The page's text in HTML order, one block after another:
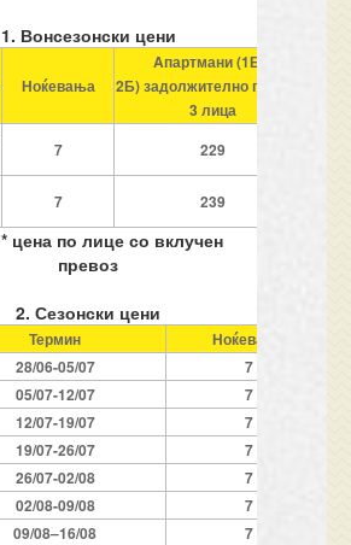
1. Вонсезонски цени
Ноќевања
Aпартмани(1Б
2Б)задолжителноплаќаат
3 лица
7
229
7 239
* цена по лице со вклучен
превоз
2. Сезонски цени
Термин
Ноќевања
28/06-05/07
7
05/07-12/07
7
12/07-19/07
7
19/07-26/07
7
26/07-02/08
7
02/08-09/08
7
09/08–16/08
7